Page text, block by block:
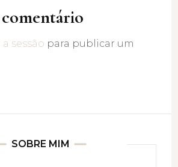
sessão para publicar um
SOBRE MIM